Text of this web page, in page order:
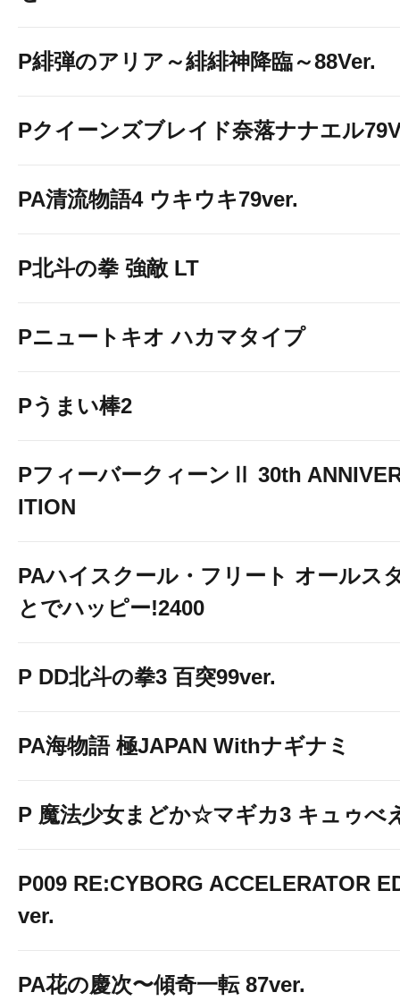
P緋弾のアリア～緋緋神降臨～88Ver.
Pクイーンズブレイド奈落ナナエル
PA清流物語4 ウキウキ79ver.
P北斗の拳 強敵 LT
Pニュートキオ ハカマタイプ
Pうまい棒2
PフィーバークィーンⅡ 30th
ITION
PAハイスクール・フリート オールス
とでハッピー!2400
P DD北斗の拳3 百突99ver.
PA海物語 極JAPAN Withナギナミ
P 魔法少女まどか☆マギカ3 キュゥべ
P009 RE:CYBORG ACCELERATOR
ver.
PA花の慶次〜傾奇一転 87ver.